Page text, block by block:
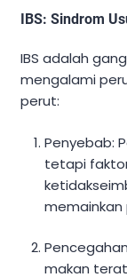
IBS: Sindrom
IBS adalah
mengalami
perut:
Penyebab:
tetapi
memainkan
makan